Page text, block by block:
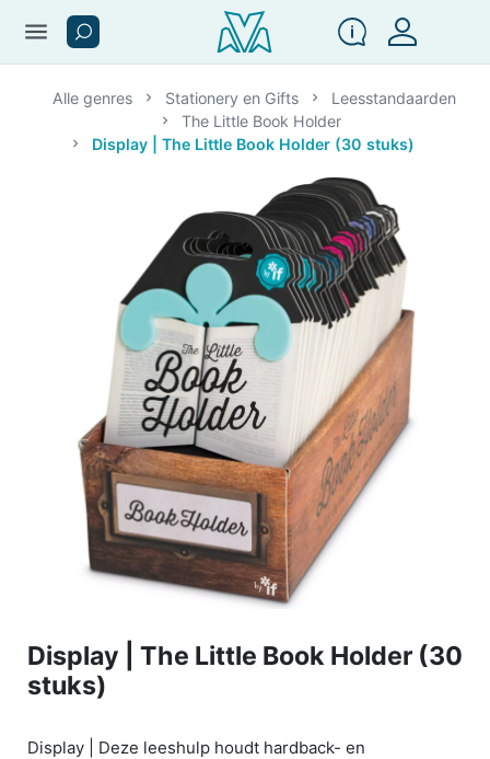
menu
Alle genres Stationery en Gifts
Leesstandaarden
The Little Book Holder
Display | The Little Book Holder (30 stuks)
Display | The Little Book Holder (30
stuks)
Display | Deze leeshulp houdt hardback- en